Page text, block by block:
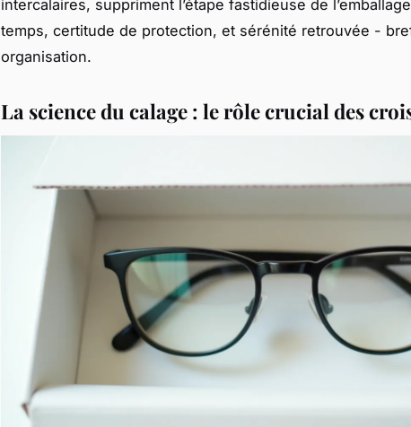
intercalaires, suppriment l’étape fastidieuse de
temps, certitude de protection, et sérénité retrouvée -
organisation.
La science du calage : le rôle crucial des